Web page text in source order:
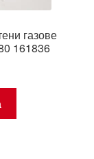
газове
161836